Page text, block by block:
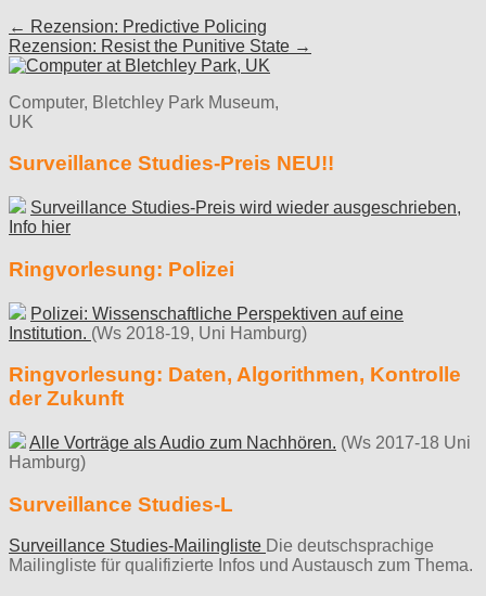
Post
navigation
← Rezension: Predictive Policing
Rezension: Resist the Punitive State →
Computer, Bletchley Park Museum,
UK
Surveillance Studies-Preis NEU!!
Surveillance Studies-Preis wird wieder ausgeschrieben,
Info hier
Ringvorlesung: Polizei
Polizei: Wissenschaftliche Perspektiven auf eine
Institution. (Ws 2018-19, Uni Hamburg)
Ringvorlesung: Daten, Algorithmen, Kontrolle
der Zukunft
Alle Vorträge als Audio zum Nachhören. (Ws 2017-18 Uni
Hamburg)
Surveillance Studies-L
Surveillance Studies-Mailingliste Die deutschsprachige
Mailingliste für qualifizierte Infos und Austausch zum Thema.